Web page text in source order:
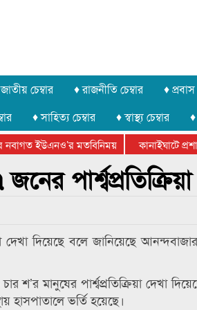
চেম্বার ♦ রাজনীতি চেম্বার ♦ প্রবাস
♦ সাহিত্য চেম্বার ♦ স্বাস্থ্য চেম্বার
ইউএনও’র মতবিনিময় কানাইঘাটে
কর্মশালা সম্পন্ন
পার্শ্বপ্রতিক্রিয়া
দিয়েছে বলে জানিয়েছে
শ’র মানুষের পার্শ্বপ্রতিক্রিয়া দেখা
হাসপাতালে ভর্তি হয়েছে।